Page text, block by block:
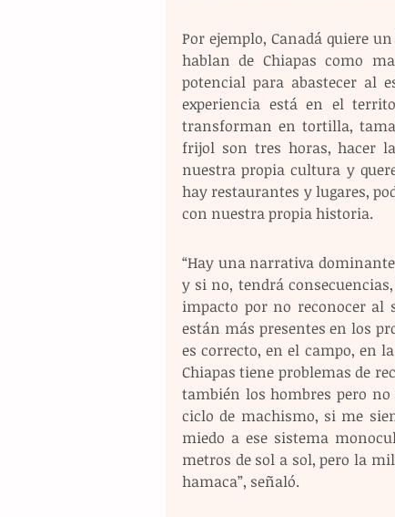
Por ejemplo, Canadá quiere
hablan de Chiapas como
potencial para abastecer al
experiencia está en el
transforman en tortilla,
frijol son tres horas, hacer
nuestra propia cultura y
hay restaurantes y lugares,
con nuestra propia historia.
“Hay una narrativa
y si no, tendrá
impacto por no reconocer al
están más presentes en los
es correcto, en el campo, en
Chiapas tiene problemas de
también los hombres pero
ciclo de machismo, si me
miedo a ese sistema
metros de sol a sol, pero la
hamaca”, señaló.